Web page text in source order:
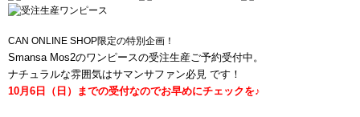
CAN ONLINE SHOP限定の特別企画！
Smansa Mos2のワンピースの受注生産ご予約受付中。
ナチュラルな雰囲気はサマンサファン必見 です！
10月6日（日）までの受付なのでお早めにチェックを♪